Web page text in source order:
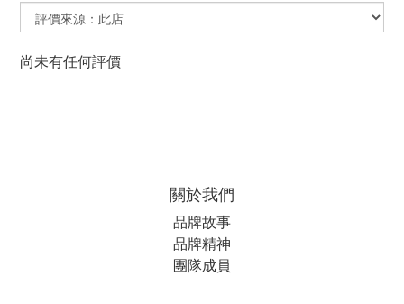
尚未有任何評價
關於我們
品牌故事
品牌精神
團隊成員